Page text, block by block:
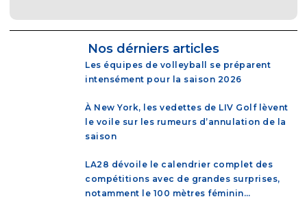
Nos dérniers articles
Les équipes de volleyball se préparent
intensément pour la saison 2026
À New York, les vedettes de LIV Golf lèvent
le voile sur les rumeurs d’annulation de la
saison
LA28 dévoile le calendrier complet des
compétitions avec de grandes surprises,
notamment le 100 mètres féminin…